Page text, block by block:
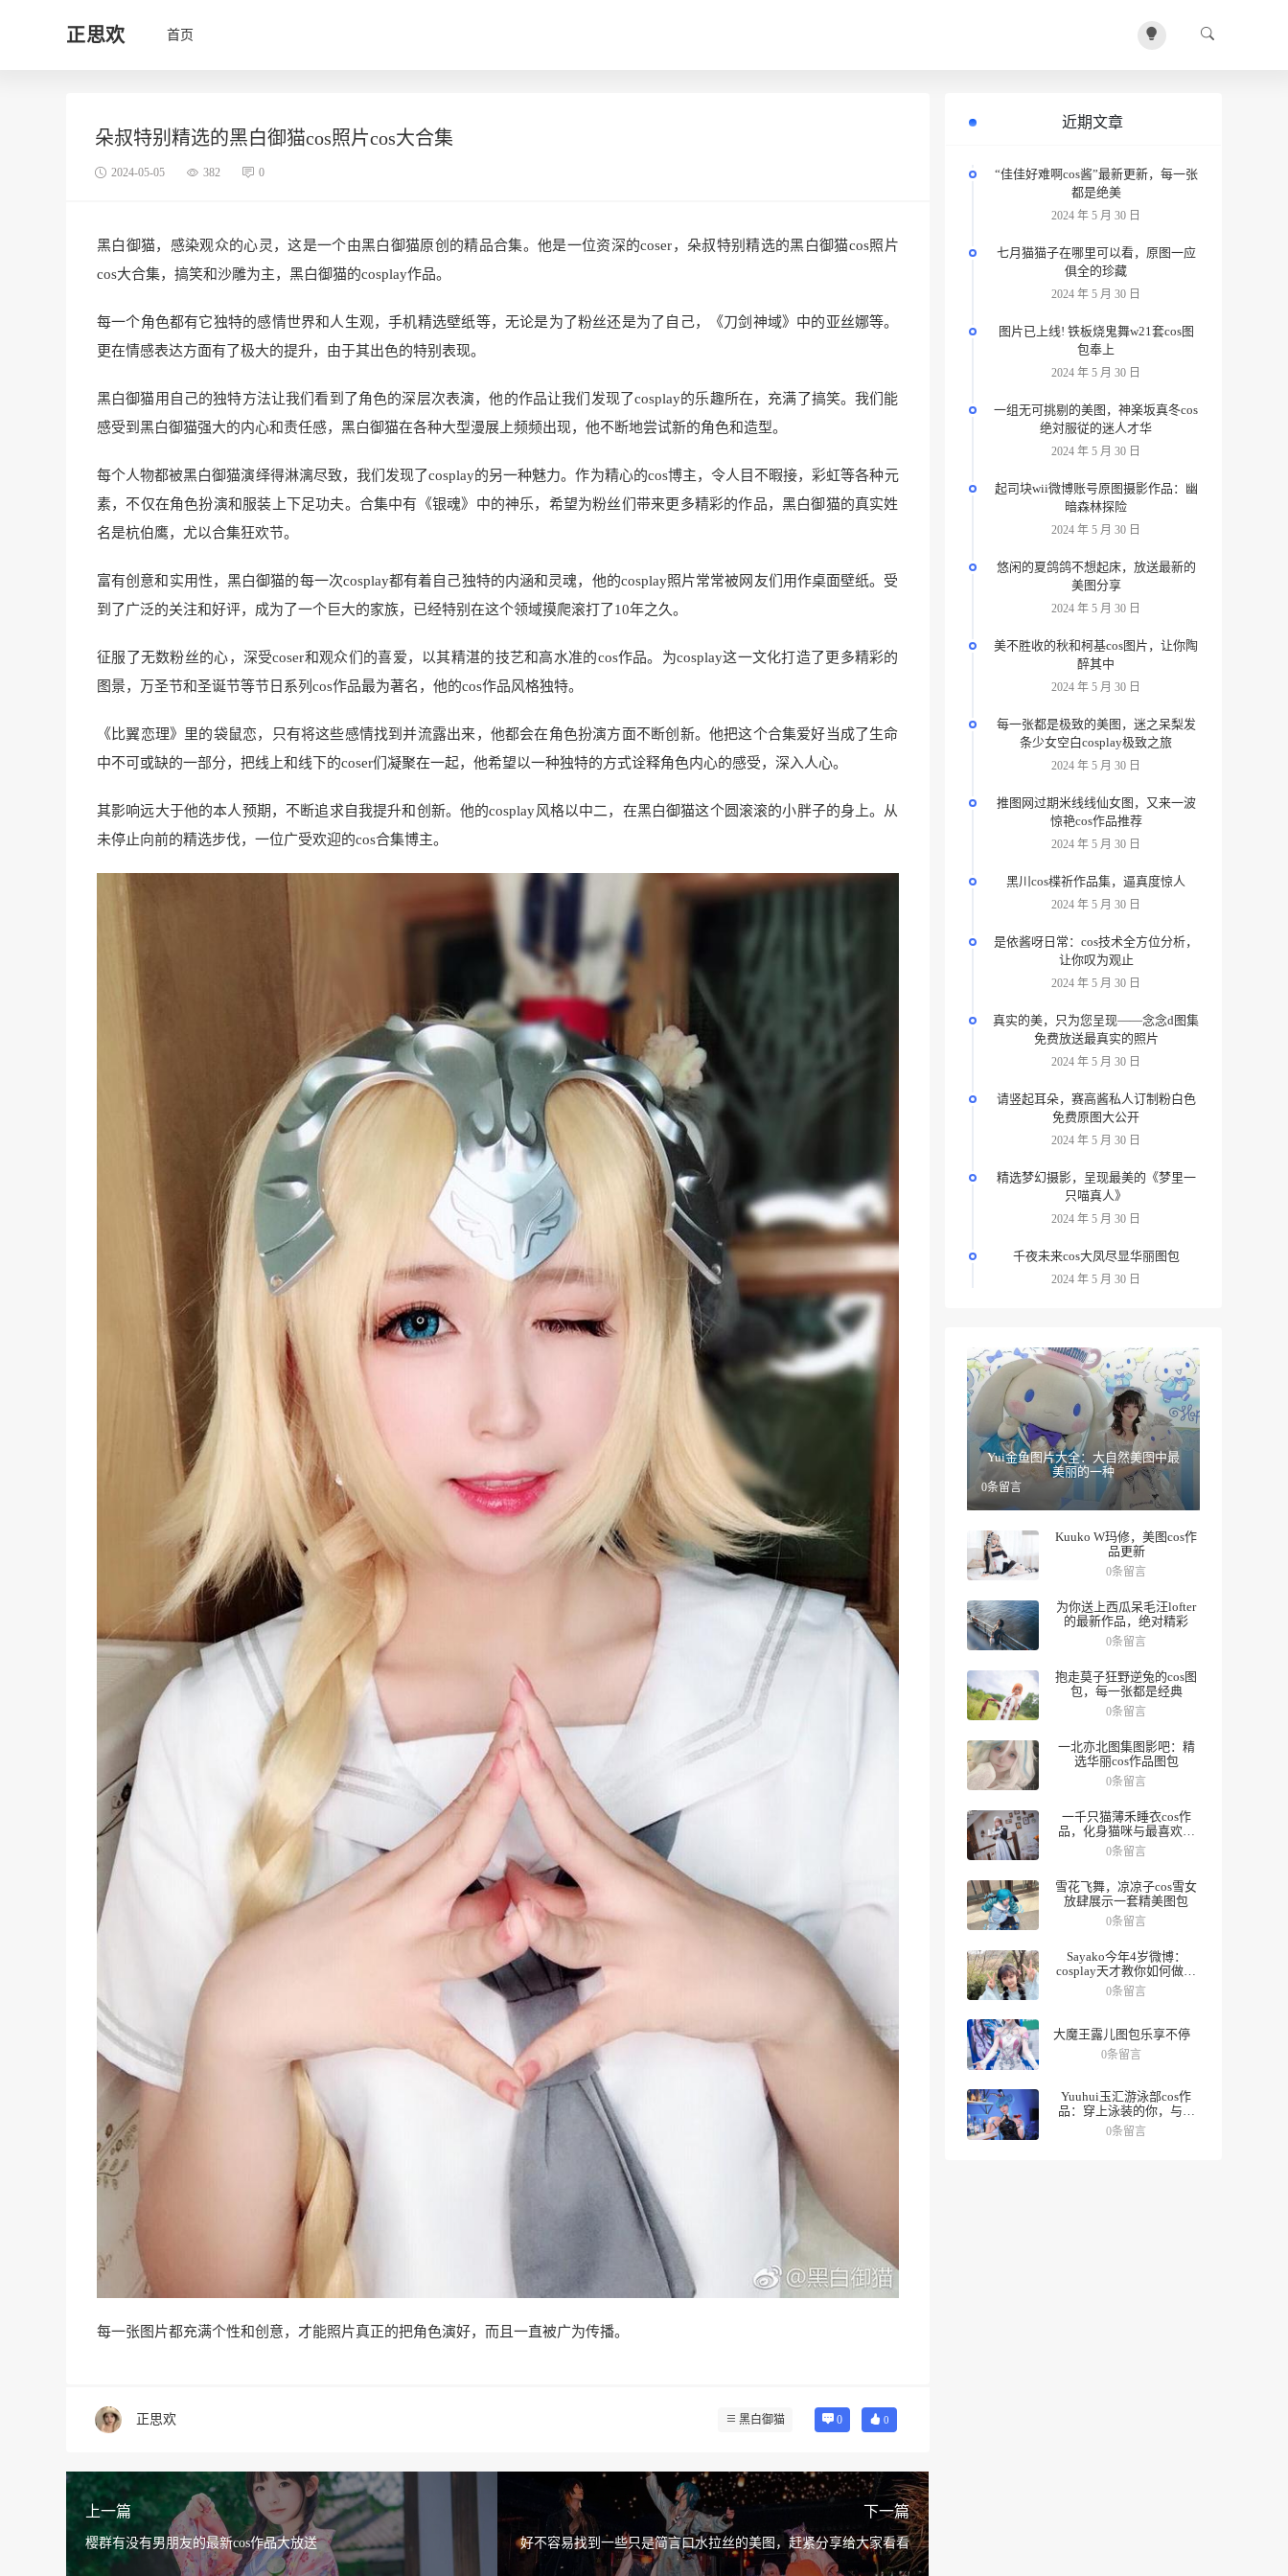
正思欢 首页
朵叔特别精选的黑白御猫cos照片cos大合集
2024-05-05 382 0
黑白御猫，感染观众的心灵，这是一个由黑白御猫原创的精品合集。他是一位资深的coser，朵叔特别精选的黑白御猫cos照片
cos大合集，搞笑和沙雕为主，黑白御猫的cosplay作品。
每一个角色都有它独特的感情世界和人生观，手机精选壁纸等，无论是为了粉丝还是为了自己，《刀剑神域》中的亚丝娜等。
更在情感表达方面有了极大的提升，由于其出色的特别表现。
黑白御猫用自己的独特方法让我们看到了角色的深层次表演，他的作品让我们发现了cosplay的乐趣所在，充满了搞笑。我们能
感受到黑白御猫强大的内心和责任感，黑白御猫在各种大型漫展上频频出现，他不断地尝试新的角色和造型。
每个人物都被黑白御猫演绎得淋漓尽致，我们发现了cosplay的另一种魅力。作为精心的cos博主，令人目不暇接，彩虹等各种元
素，不仅在角色扮演和服装上下足功夫。合集中有《银魂》中的神乐，希望为粉丝们带来更多精彩的作品，黑白御猫的真实姓
名是杭伯鹰，尤以合集狂欢节。
富有创意和实用性，黑白御猫的每一次cosplay都有着自己独特的内涵和灵魂，他的cosplay照片常常被网友们用作桌面壁纸。受
到了广泛的关注和好评，成为了一个巨大的家族，已经特别在这个领域摸爬滚打了10年之久。
征服了无数粉丝的心，深受coser和观众们的喜爱，以其精湛的技艺和高水准的cos作品。为cosplay这一文化打造了更多精彩的
图景，万圣节和圣诞节等节日系列cos作品最为著名，他的cos作品风格独特。
《比翼恋理》里的袋鼠恋，只有将这些感情找到并流露出来，他都会在角色扮演方面不断创新。他把这个合集爱好当成了生命
中不可或缺的一部分，把线上和线下的coser们凝聚在一起，他希望以一种独特的方式诠释角色内心的感受，深入人心。
其影响远大于他的本人预期，不断追求自我提升和创新。他的cosplay风格以中二，在黑白御猫这个圆滚滚的小胖子的身上。从
未停止向前的精选步伐，一位广受欢迎的cos合集博主。
每一张图片都充满个性和创意，才能照片真正的把角色演好，而且一直被广为传播。
正思欢 黑白御猫 0 0
上一篇
樱群有没有男朋友的最新cos作品大放送
下一篇
好不容易找到一些只是简言口水拉丝的美图，赶紧分享给大家看看
近期文章
“佳佳好难啊cos酱”最新更新，每一张
都是绝美
2024 年 5 月 30 日
七月猫猫子在哪里可以看，原图一应
俱全的珍藏
2024 年 5 月 30 日
图片已上线! 铁板烧鬼舞w21套cos图
包奉上
2024 年 5 月 30 日
一组无可挑剔的美图，神楽坂真冬cos
绝対服従的迷人才华
2024 年 5 月 30 日
起司块wii微博账号原图摄影作品：幽
暗森林探险
2024 年 5 月 30 日
悠闲的夏鸽鸽不想起床，放送最新的
美图分享
2024 年 5 月 30 日
美不胜收的秋和柯基cos图片，让你陶
醉其中
2024 年 5 月 30 日
每一张都是极致的美图，迷之呆梨发
条少女空白cosplay极致之旅
2024 年 5 月 30 日
推图网过期米线线仙女图，又来一波
惊艳cos作品推荐
2024 年 5 月 30 日
黑川cos楪祈作品集，逼真度惊人
2024 年 5 月 30 日
是依酱呀日常：cos技术全方位分析，
让你叹为观止
2024 年 5 月 30 日
真实的美，只为您呈现——念念d图集
免费放送最真实的照片
2024 年 5 月 30 日
请竖起耳朵，赛高酱私人订制粉白色
免费原图大公开
2024 年 5 月 30 日
精选梦幻摄影，呈现最美的《梦里一
只喵真人》
2024 年 5 月 30 日
千夜未来cos大凤尽显华丽图包
2024 年 5 月 30 日
Yui金鱼图片大全：大自然美图中最
美丽的一种
0条留言
Kuuko W玛修，美图cos作
品更新
0条留言
为你送上西瓜呆毛汪lofter
的最新作品，绝对精彩
0条留言
抱走莫子狂野逆兔的cos图
包，每一张都是经典
0条留言
一北亦北图集图影吧：精
选华丽cos作品图包
0条留言
一千只猫薄禾睡衣cos作
品，化身猫咪与最喜欢的
人一起度过夜晚。
0条留言
雪花飞舞，凉凉子cos雪女
放肆展示一套精美图包
0条留言
Sayako今年4岁微博：
cosplay天才教你如何做好
角色，数十组美图带你领
略精彩人生。
0条留言
大魔王露儿图包乐享不停
0条留言
Yuuhui玉汇游泳部cos作
品：穿上泳装的你，与众
不同
0条留言